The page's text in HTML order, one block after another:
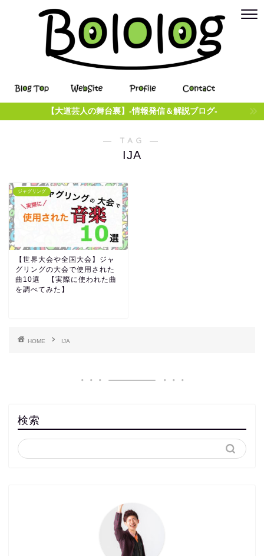
【大道芸人の舞台裏】-情報発信＆解説ブログ-
― TAG ―
IJA
ジャグリング
【世界大会や全国大会】ジャ
グリングの大会で使用された
曲10選 【実際に使われた曲
を調べてみた】
HOME IJA
検索